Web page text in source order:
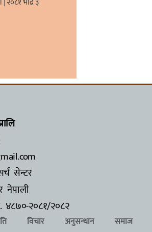
सेन्टर
नेपाली
४८७०-२०८१/२०८२
विचार अनुसन्धान समाज